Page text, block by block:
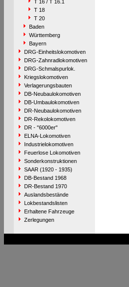
T 16 / T 16.1
T 18
T 20
Baden
Württemberg
Bayern
DRG-Einheitslokomotiven
DRG-Zahnradlokomotiven
DRG-Schmalspurlok.
Kriegslokomotiven
Verlagerungsbauten
DB-Neubaulokomotiven
DB-Umbaulokomotiven
DR-Neubaulokomotiven
DR-Rekolokomotiven
DR - "6000er"
ELNA-Lokomotiven
Industrielokomotiven
Feuerlose Lokomotiven
Sonderkonstruktionen
SAAR (1920 - 1935)
DB-Bestand 1968
DR-Bestand 1970
Auslandsbestände
Lokbestandslisten
Erhaltene Fahrzeuge
Zerlegungen